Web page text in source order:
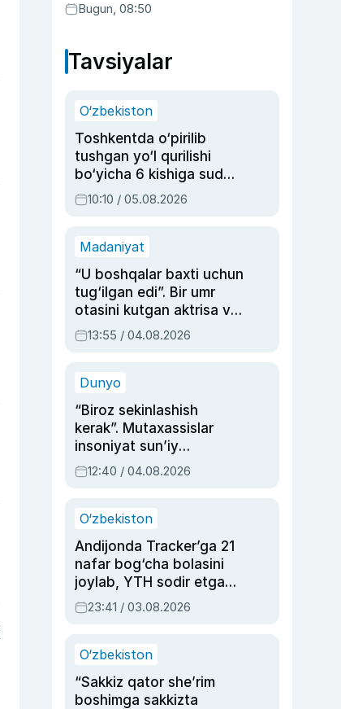
Bugun, 08:50
Tavsiyalar
O‘zbekiston
Toshkentda o‘pirilib
tushgan yo‘l qurilishi
bo‘yicha 6 kishiga sud
hukmi o‘qildi
10:10 / 05.08.2026
Madaniyat
“U boshqalar baxti uchun
tug‘ilgan edi”. Bir umr
otasini kutgan aktrisa va
dublyaj ustasi Rimma
Ahmedovaning
13:55 / 04.08.2026
Dunyo
“Biroz sekinlashish
kerak”. Mutaxassislar
insoniyat sun’iy
intellektni boshqara
olmay qolishidan xavotir
12:40 / 04.08.2026
O‘zbekiston
Andijonda Tracker’ga 21
nafar bog‘cha bolasini
joylab, YTH sodir etgan
ayolga sud hukmi o‘qildi
23:41 / 03.08.2026
O‘zbekiston
“Sakkiz qator she’rim
boshimga sakkizta